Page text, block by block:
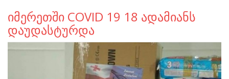
იმერეთში COVID 19 18 ადამიანს
დაუდასტურდა